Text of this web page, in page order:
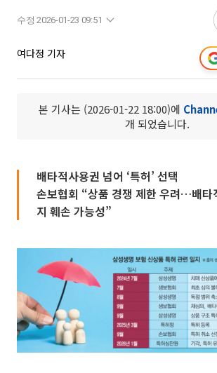
수정 2026-01-23 09:51
여다정 기자
본 기사는 (2026-01-22 18:00)에
개 되었습니다.
배타적사용권 넘어 ‘특허’ 선택
손보협회 “상품 경쟁 제한 우려…배타
지 훼손 가능성”